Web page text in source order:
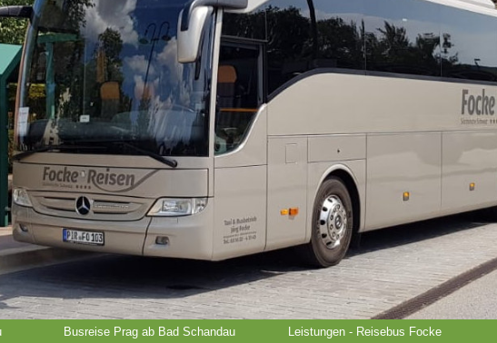
Busreise Prag ab Bad Schandau
Leistungen - Reisebus Focke